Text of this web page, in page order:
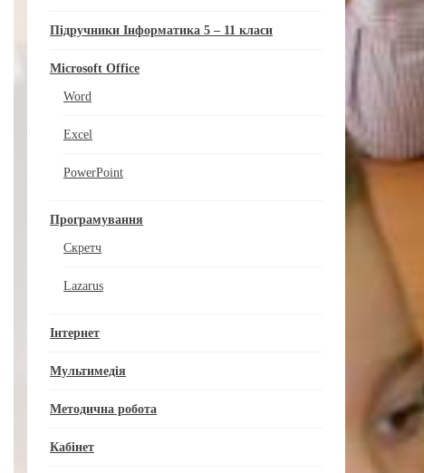
Підручники Інформатика 5 – 11 класи
Microsoft Office
Word
Excel
PowerPoint
Програмування
Скретч
Lazarus
Інтернет
Мультимедія
Методична робота
Кабінет